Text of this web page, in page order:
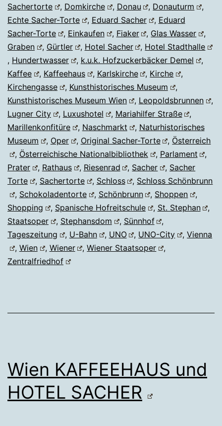
Sachertorte
, Domkirche , Donau , Donauturm
,
Echte Sacher-Torte
, Eduard Sacher , Eduard
Sacher-Torte
, Einkaufen , Fiaker , Glas Wasser
,
Graben
, Gürtler , Hotel Sacher , Hotel Stadthalle
, Hundertwasser , k.u.k. Hofzuckerbäcker Demel
,
Kaffee
, Kaffeehaus , Karlskirche , Kirche
,
Kirchengasse
, Kunsthistorisches Museum
,
Kunsthistorisches Museum Wien
, Leopoldsbrunnen
,
Lugner City
, Luxushotel , Mariahilfer Straße
,
Marillenkonfitüre
, Naschmarkt , Naturhistorisches
Museum
, Oper , Original Sacher-Torte , Österreich
, Österreichische Nationalbibliothek , Parlament
,
Prater
, Rathaus , Riesenrad , Sacher , Sacher
Torte
, Sachertorte , Schloss , Schloss Schönbrunn
, Schokoladentorte , Schönbrunn , Shoppen
,
Shopping
, Spanische Hofreitschule , St. Stephan
,
Staatsoper
, Stephansdom , Sünnhof
,
Tageszeitung
, U-Bahn , UNO , UNO-City ,Vienna
, Wien , Wiener ,Wiener Staatsoper
,
Zentralfriedhof
Wien KAFFEEHAUS und
HOTEL SACHER